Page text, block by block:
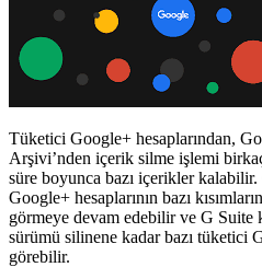
Tüketici Google+ hesaplarından,
Arşivi’nden içerik silme işlemi
süre boyunca bazı içerikler
Google+ hesaplarının bazı
görmeye devam edebilir ve G Suite
sürümü silinene kadar bazı tüketici
görebilir.